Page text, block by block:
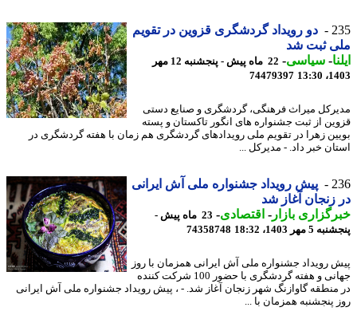
دو رویداد گردشگری قزوین در تقویم
ثبت شد
-سیاسی-
22 ماه پیش - پنجشنبه 12 مهر
74479397
مدیرکل میراث ‎فرهنگی، گردشگری و صنایع دستی
از ثبت جشنواره های انگور تاکستان و پسته
زهرا در تقویم ملی رویدادهای گردشگری هم زمان با هفته گردشگری در
خبر داد. - مدیرکل ...
پیش رویداد جشنواره ملی آش ایرانی
آغاز شد
بازار- اقتصادی-
23 ماه پیش -
مهر 1403، 18:32
74358748
رویداد جشنواره ملی آش ایرانی همزمان با روز
جهانی و هفته گردشگری با حضور 100 شرکت کننده
گاوازنگ شهر زنجان آغاز شد. - ، پیش رویداد جشنواره ملی آش ایرانی
پنجشنبه همزمان با ...